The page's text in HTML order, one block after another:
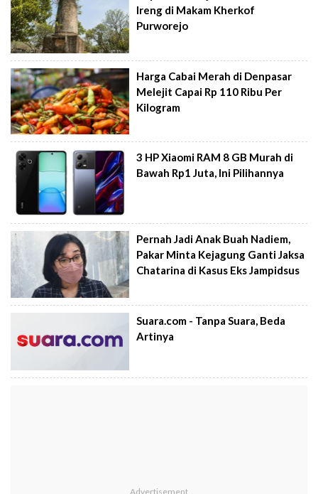
Ireng di Makam Kherkof
Purworejo
Harga Cabai Merah di Denpasar
Melejit Capai Rp 110 Ribu Per
Kilogram
3 HP Xiaomi RAM 8 GB Murah di
Bawah Rp1 Juta, Ini Pilihannya
Pernah Jadi Anak Buah Nadiem,
Pakar Minta Kejagung Ganti Jaksa
Chatarina di Kasus Eks Jampidsus
Suara.com - Tanpa Suara, Beda
Artinya